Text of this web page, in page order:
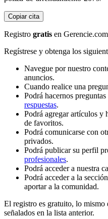
Copiar cita
Registro gratis en Gerencie.com
Regístrese y obtenga los
Navegue por nuestro
anuncios.
Cuando realice una
Podrá hacernos
respuestas.
Podrá agregar artículos y
de favoritos.
Podrá comunicarse con
privados.
Podrá publicar su perfil
profesionales.
Podrá acceder a nuestra
Podrá acceder a la
aportar a la comunidad.
El registro es gratuito, lo
señalados en la lista anterior.